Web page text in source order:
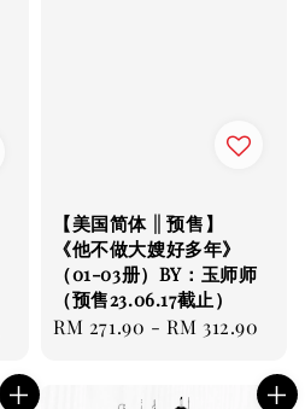
【美国简体 || 预售】
《他不做大嫂好多年》
（01-03册）BY：玉师师
（预售23.06.17截止）
Regular
RM 271.90 -RM 312.90